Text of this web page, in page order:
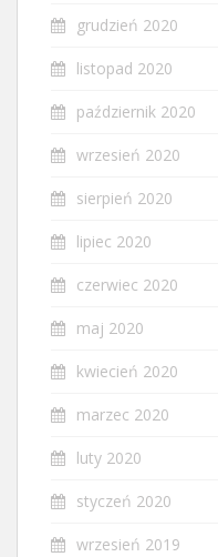
grudzień 2020
listopad 2020
październik 2020
wrzesień 2020
sierpień 2020
lipiec 2020
czerwiec 2020
maj 2020
kwiecień 2020
marzec 2020
luty 2020
styczeń 2020
wrzesień 2019